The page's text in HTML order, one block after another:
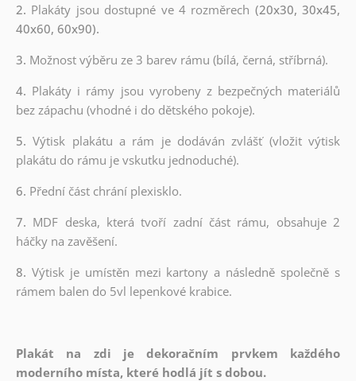
2. Plakáty jsou dostupné ve 4 rozměrech (20x30, 30x45,
40x60, 60x90).
3. Možnost výběru ze 3 barev rámu (bílá, černá, stříbrná).
4. Plakáty i rámy jsou vyrobeny z bezpečných materiálů
bez zápachu (vhodné i do dětského pokoje).
5.Výtisk plakátu a rám je dodáván zvlášť (vložit výtisk
plakátu do rámu je vskutku jednoduché).
6. Přední část chrání plexisklo.
7. MDF deska, která tvoří zadní část rámu, obsahuje 2
háčky na zavěšení.
8. Výtisk je umístěn mezi kartony a následně společně s
rámem balen do 5vl lepenkové krabice.
Plakát na zdi je dekoračním prvkem každého
moderního místa, které hodlá jít s dobou.